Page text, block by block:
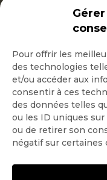
Pour offrir les
des technologies
et/ou accéder aux
consentir à ces
des données telles
ou les ID uniques
ou de retirer son
négatif sur certaines
INSCRIPTION
Quotidienne
Hebdo
OK